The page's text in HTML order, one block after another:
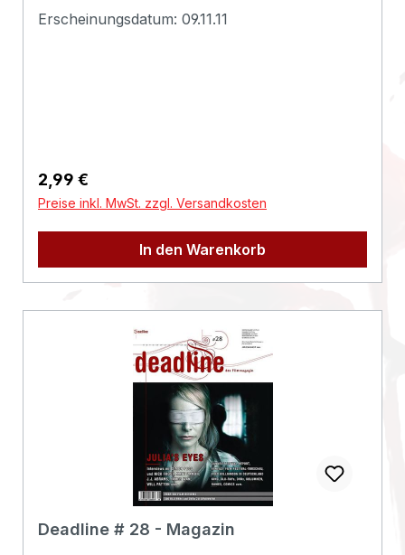
Produktsicherheitsverordnung)Herstellerinform
ationen:Deadline
Erscheinungsdatum: 09.11.11
Regulärer Preis:
2,99 €
Preise inkl. MwSt. zzgl. Versandkosten
In den Warenkorb
Deadline # 28 - Magazin